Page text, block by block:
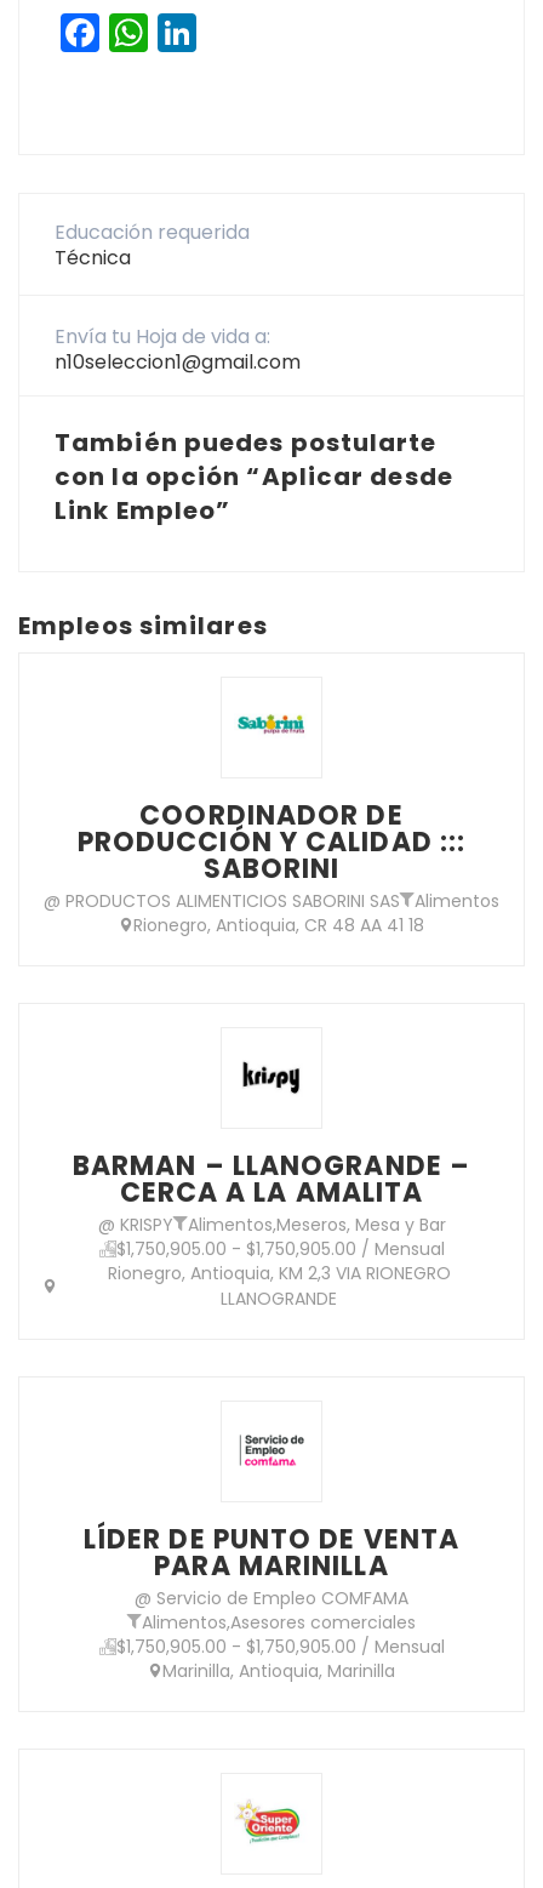
Facebook
WhatsApp
Educación requerida
Técnica
Envía tu Hoja de vida a:
n10seleccion1@gmail.com
También puedes postularte
con la opción “Aplicar desde
Link Empleo”
Empleos similares
COORDINADOR DE
PRODUCCIÓN Y CALIDAD :::
SABORINI
@ PRODUCTOS ALIMENTICIOS SABORINI SAS
Alimentos
Rionegro, Antioquia, CR 48 AA 41 18
BARMAN – LLANOGRANDE –
CERCA A LA AMALITA
@ KRISPY Alimentos,Meseros, Mesa y Bar
$1,750,905.00 - $1,750,905.00 / Mensual
Rionegro, Antioquia, KM 2,3 VIA RIONEGRO
LLANOGRANDE
LÍDER DE PUNTO DE VENTA
PARA MARINILLA
@ Servicio de Empleo COMFAMA
Alimentos,Asesores comerciales
$1,750,905.00 - $1,750,905.00 / Mensual
Marinilla, Antioquia, Marinilla